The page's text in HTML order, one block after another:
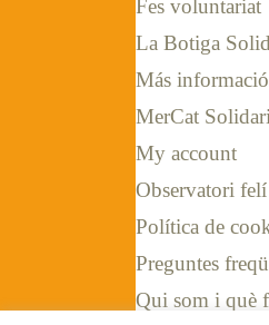
Fes voluntariat
La Botiga
Más
MerCat Solidari
My account
Observatori felí
Política de
Preguntes
Qui som i què